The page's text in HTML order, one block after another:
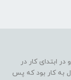
گذاری شد و در ابتدای کار در
به کار بود که پس